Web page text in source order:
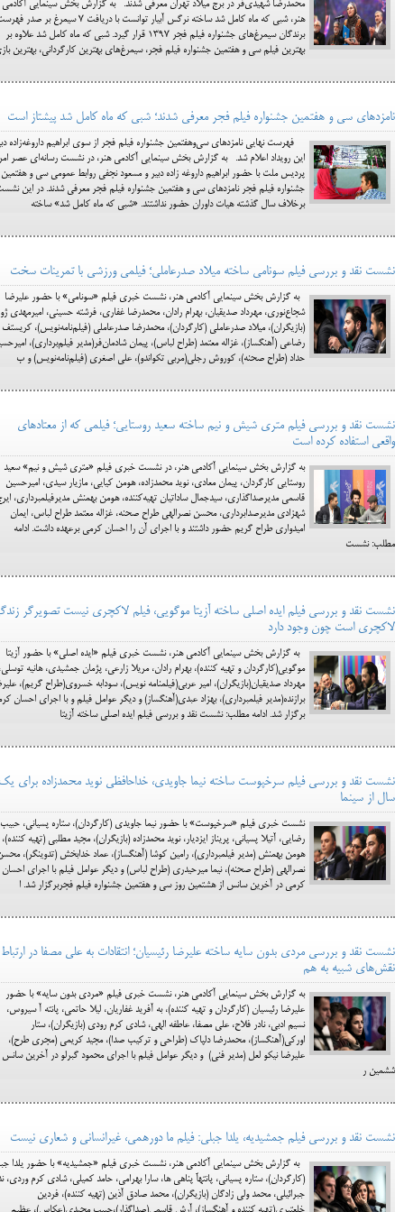
محمدرضا شهیدی‌فر در برج میلاد تهران معرفی شدند. به گزارش بخش سینمایی آکادمی
هنر، شبی که ماه کامل شد ساخته نرگس آبیار توانست با دریافت 7 سیمرغ بر صدر
برندگان سیمرغ‌های جشنواره فیلم فجر 1397 قرار گیرد. شبی که ماه کامل شد علاوه بر
بهترین فیلم سی و هفتمین جشنواره فیلم فجر، سیمرغ‌های بهترین کارگردانی، بهترین
نامزدهای سی و هفتمین جشنواره فیلم فجر معرفی شدند؛ شبی که ماه کامل شد پیشتاز است
فهرست نهایی نامزدهای سی‌وهفتمین جشنواره فیلم فجر از سوی ابراهیم داروغه‌زاده
این رویداد اعلام شد. به گزارش بخش سینمایی آکادمی هنر، در نشست رسانه‌ای عصر
پردیس ملت با حضور ابراهیم داروغه زاده دبیر و مسعود نجفی روابط عمومی سی و هفتمین
جشنواره فیلم فجر نامزدهای سی و هفتمین جشنواره فیلم فجر معرفی شدند. در این
برخلاف سال گذشته هیات داوران حضور نداشتند. «شبی که ماه کامل شد» ساخته
نشست نقد و بررسی فیلم سونامی ساخته میلاد صدرعاملی؛ فیلمی ورزشی با تمرینات سخت
به گزارش بخش سینمایی آکادمی هنر، نشست خبری فیلم «سونامی» با حضور علیرضا
شجاع‌نوری، مهرداد صدیقیان، بهرام رادان، محمدرضا غفاری، فرشته حسینی، امیرمهدی
(بازیگران)، میلاد صدرعاملی (کارگردان)، محمدرضا صدرعاملی (فیلم‌نامه‌نویس)، کریستف
رضاعی (آهنگساز)، غزاله معتمد (طراح لباس)، پیمان شادمان‌فر(مدیر فیلم‌برداری)،
حداد (طراح صحنه)، کوروش رجلی(مربی تکواندو)، علی اصغری (فیلم‌نامه‌نویس) و ب
نشست نقد و بررسی فیلم متری شیش و نیم ساخته سعید روستایی؛ فیلمی که از معتادهای
واقعی استفاده کرده است
به گزارش بخش سینمایی آکادمی هنر، در نشست خبری فیلم «متری شیش و نیم» سعید
روستایی کارگردان، پیمان معادی، نوید محمدزاده، هومن کیایی، مازیار سیدی، امیرحسین
قاسمی مدیرصداگذاری، سیدجمال ساداتیان تهیه‌کننده، هومن بهمنش مدیرفیلمبرداری،
شهزادی مدیرصدابرداری، محسن نصرالهی طراح صحنه، غزاله معتمد طراح لباس، ایمان
امیدواری طراح گریم حضور داشتند و با اجرای آن را احسان کرمی برعهده داشت. ادامه
مطلب: نشست
نشست نقد و بررسی فیلم ایده اصلی ساخته آزیتا موگویی، فیلم لاکچری نیست تصویرگر
لاکچری است چون وجود دارد
به گزارش بخش سینمایی آکادمی هنر، نشست خبری فیلم «ایده اصلی» با حضور آزیتا
موگویی(کارگردان و تهیه کننده)، بهرام رادان، مریلا زارعی، پژمان جمشیدی، هانیه
مهرداد صدیقیان(بازیگران)، امیر عربی(فیلمنامه نویس)، سودابه خسروی(طراح گریم)،
برازنده(مدیر فیلمبرداری)، بهزاد عبدی(آهنگساز) و دیگر عوامل فیلم و با اجرای احسان
برگزار شد. ادامه مطلب: نشست نقد و بررسی فیلم ایده اصلی ساخته آزیتا
نشست نقد و بررسی فیلم سرخپوست ساخته نیما جاویدی، خداحافظی نوید محمدزاده برای
سال از سینما
نشست خبری فیلم «سرخپوست» با حضور نیما جاویدی (کارگردان)، ستاره پسیانی، حبیب
رضایی، آتیلا پسیانی، پریناز ایزدیار، نوید محمدزاده (بازیگران)، مجید مطلبی (تهیه کننده)،
هومن بهمنش (مدیر فیلمبرداری)، رامین کوشا (آهنگساز)، عماد خدابخش (تدوینگر)،
نصرالهی (طراح صحنه)، نیما میرحیدری (طراح لباس) و دیگر عوامل فیلم با اجرای احسان
کرمی در آخرین سانس از هشتمین روز سی و هفتمین جشنواره فیلم فجربرگزار شد. ا
نشست نقد و بررسی مردی بدون سایه ساخته علیرضا رئیسیان؛ انتقادات به علی مصفا در ارتباط
نقش‌های شبیه به هم
به گزارش بخش سینمایی آکادمی هنر، نشست خبری فیلم «مردی بدون سایه» با حضور
علیرضا رئیسیان (کارگردان و تهیه کننده)، به آفرید غفاریان، لیلا حاتمی، پانته آ سیروس،
نسیم ادبی، نادر فلاح، علی مصفا، عاطفه الهی، شادی کرم رودی (بازیگران)، ستار
اورکی(آهنگساز)، محمدرضا دلپاک (طراحی و ترکیب صدا)، مجید کریمی (مجری طرح)،
علیرضا نیکو لعل (مدیر فنی) و دیگر عوامل فیلم با اجرای محمود گبرلو در آخرین سانس
ششمین ر
نشست نقد و بررسی فیلم جمشیدیه، یلدا جبلی: فیلم ما دورهمی، غیرانسانی و شعاری نیست
به گزارش بخش سینمایی آکادمی هنر، نشست خبری فیلم «جمشیدیه» با حضور یلدا
(کارگردان)، ستاره پسیانی، پانتهآ پناهی ها، سارا بهرامی، حامد کمیلی، شادی کرم وردی،
جبرائیلی، محمد ولی زادگان (بازیگران)، محمد صادق آذین (تهیه کننده)، فردین